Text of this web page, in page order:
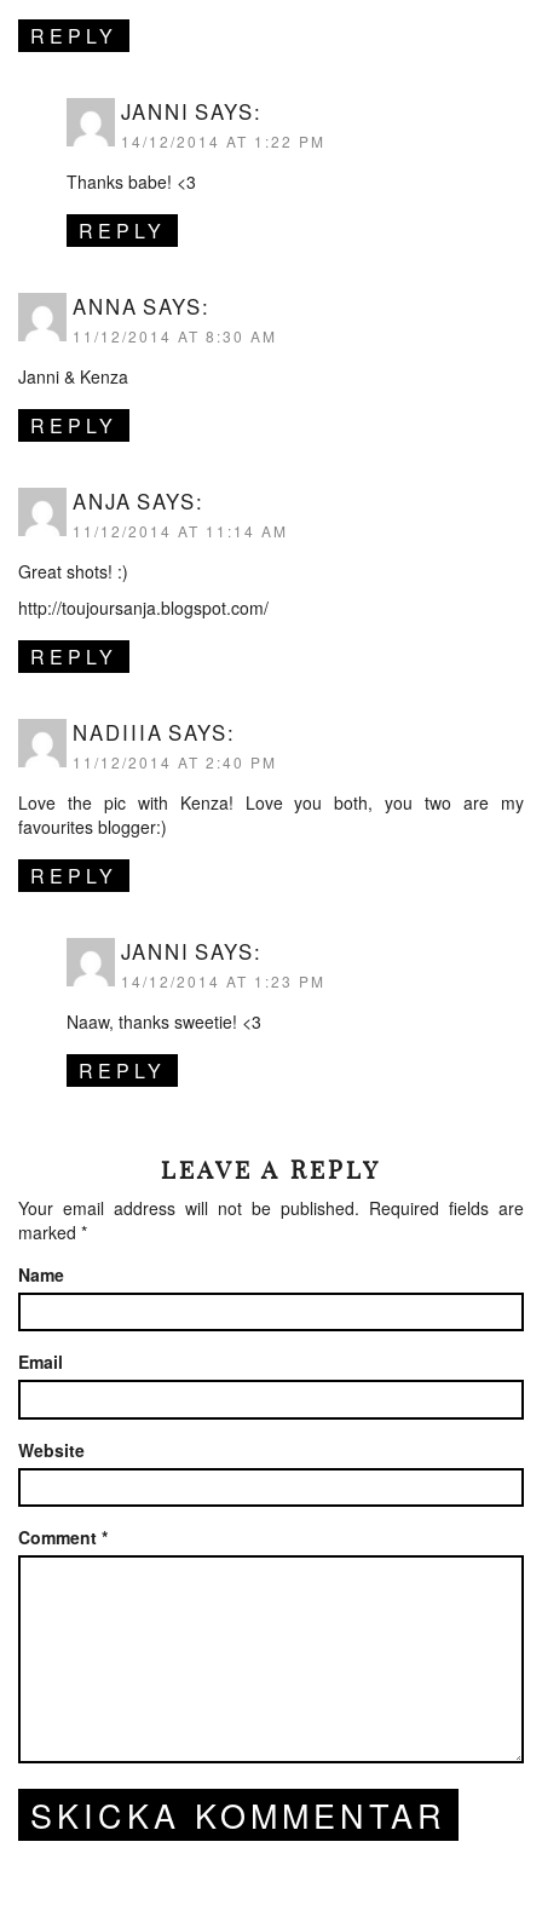
REPLY
JANNI SAYS:
14/12/2014 AT 1:22 PM
Thanks babe! <3
REPLY
ANNA SAYS:
11/12/2014 AT 8:30 AM
Janni & Kenza
REPLY
ANJA SAYS:
11/12/2014 AT 11:14 AM
Great shots! :)
http://toujoursanja.blogspot.com/
REPLY
NADIIIA SAYS:
11/12/2014 AT 2:40 PM
Love the pic with Kenza! Love you both, you two are my
favourites blogger:)
REPLY
JANNI SAYS:
14/12/2014 AT 1:23 PM
Naaw, thanks sweetie! <3
REPLY
LEAVE A REPLY
Your email address will not be published. Required fields are
marked *
Name
Email
Website
Comment *
SKICKA KOMMENTAR